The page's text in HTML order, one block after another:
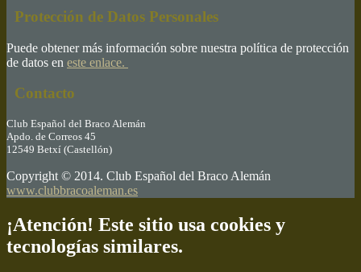
Protección de Datos Personales
Puede obtener más información sobre nuestra política de protección
de datos en este enlace.
Contacto
Club Español del Braco Alemán
Apdo. de Correos 45
12549 Betxí (Castellón)
Copyright © 2014. Club Español del Braco Alemán
www.clubbracoaleman.es
¡Atención! Este sitio usa cookies y
tecnologías similares.